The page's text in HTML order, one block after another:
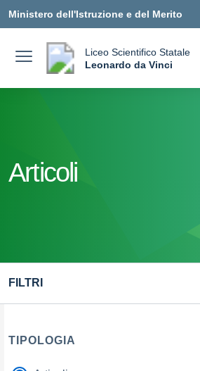
Ministero dell'Istruzione e del Merito
Liceo Scientifico Statale
Leonardo da Vinci
Articoli
FILTRI
TIPOLOGIA